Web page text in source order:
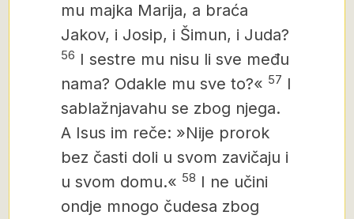
mu majka Marija, a braća
Jakov, i Josip, i Šimun, i Juda?
56 I sestre mu nisu li sve među
nama? Odakle mu sve to?« 57 I
sablažnjavahu se zbog njega.
A Isus im reče: »Nije prorok
bez časti doli u svom zavičaju i
u svom domu.« 58 I ne učini
ondje mnogo čudesa zbog